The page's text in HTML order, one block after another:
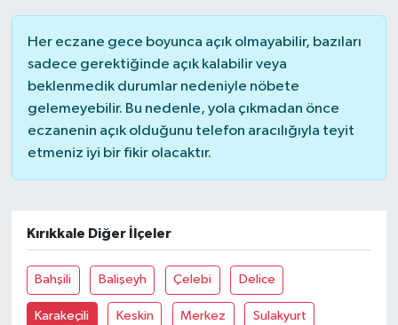
Her eczane gece boyunca açık olmayabilir, bazıları
sadece gerektiğinde açık kalabilir veya
beklenmedik durumlar nedeniyle nöbete
gelemeyebilir. Bu nedenle, yola çıkmadan önce
eczanenin açık olduğunu telefon aracılığıyla teyit
etmeniz iyi bir fikir olacaktır.
Kırıkkale Diğer İlçeler
Bahşili Balişeyh Çelebi Delice
Karakeçili Keskin Merkez Sulakyurt